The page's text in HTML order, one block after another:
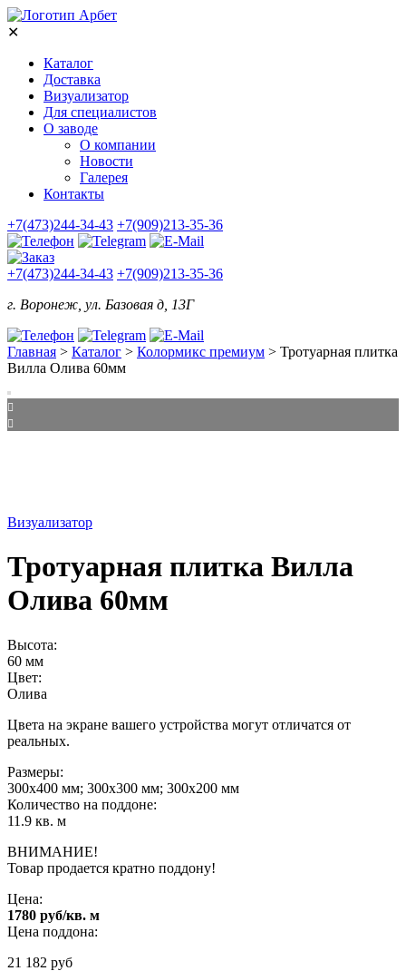
✕
Каталог
Доставка
Визуализатор
Для специалистов
О заводе
О компании
Новости
Галерея
Контакты
+7(473)244-34-43 +7(909)213-35-36
+7(473)244-34-43 +7(909)213-35-36
г. Воронеж, ул. Базовая д, 13Г
Главная > Каталог > Колормикс премиум > Тротуарная плитка
Вилла Олива 60мм
Визуализатор
Тротуарная плитка Вилла
Олива 60мм
Высота:
60 мм
Цвет:
Олива
Цвета на экране вашего устройства могут отличатся от
реальных.
Размеры:
300х400 мм; 300х300 мм; 300х200 мм
Количество на поддоне:
11.9 кв. м
ВНИМАНИЕ!
Товар продается кратно поддону!
Цена:
1780 руб/кв. м
Цена поддона:
21 182 руб